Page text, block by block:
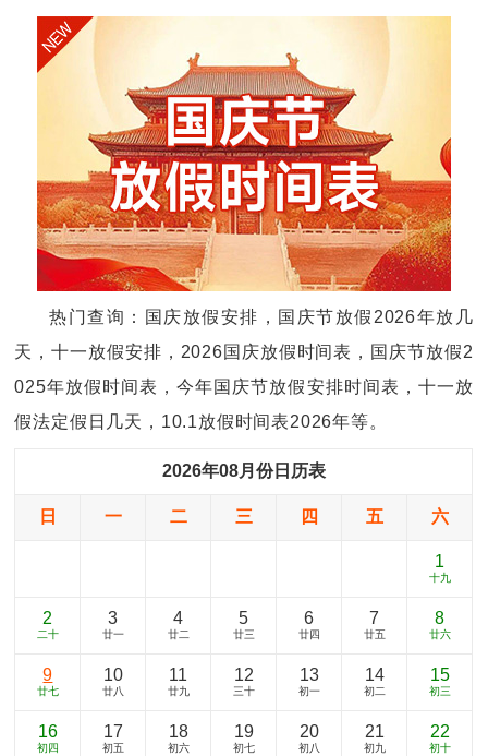
热门查询：国庆放假安排，国庆节放假2026年放几
天，十一放假安排，2026国庆放假时间表，国庆节放假2
025年放假时间表，今年国庆节放假安排时间表，十一放
假法定假日几天，10.1放假时间表2026年等。
2026年08月份日历表
日 一 二 三 四 五 六
1
十九
2
二十
3
廿一
4
廿二
5
廿三
6
廿四
7
廿五
8
廿六
9
廿七
10
廿八
11
廿九
12
三十
13
初一
14
初二
15
初三
16
初四
17
初五
18
初六
19
初七
20
初八
21
初九
22
初十